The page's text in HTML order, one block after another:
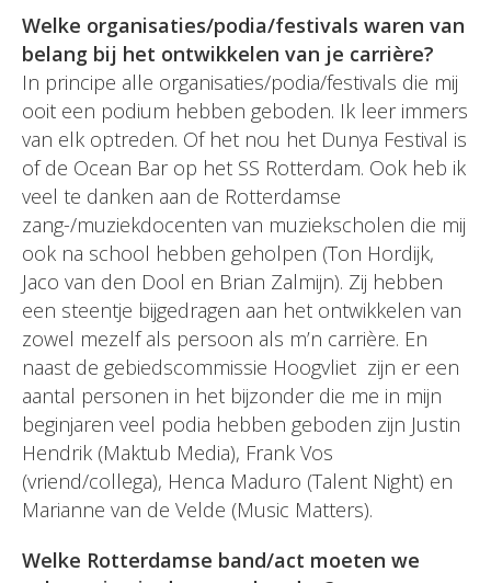
Welke organisaties/podia/festivals waren van
belang bij het ontwikkelen van je carrière?
In principe alle organisaties/podia/festivals die mij
ooit een podium hebben geboden. Ik leer immers
van elk optreden. Of het nou het Dunya Festival is
of de Ocean Bar op het SS Rotterdam. Ook heb ik
veel te danken aan de Rotterdamse
zang-/muziekdocenten van muziekscholen die mij
ook na school hebben geholpen (Ton Hordijk,
Jaco van den Dool en Brian Zalmijn). Zij hebben
een steentje bijgedragen aan het ontwikkelen van
zowel mezelf als persoon als m’n carrière. En
naast de gebiedscommissie Hoogvliet zijn er een
aantal personen in het bijzonder die me in mijn
beginjaren veel podia hebben geboden zijn Justin
Hendrik (Maktub Media), Frank Vos
(vriend/collega), Henca Maduro (Talent Night) en
Marianne van de Velde (Music Matters).
Welke Rotterdamse band/act moeten we